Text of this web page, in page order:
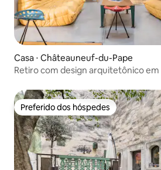
Casa ⋅ Châteauneuf-du-Pape
Retiro com design arquitetônico
Preferido dos hóspedes
Preferido dos hóspedes